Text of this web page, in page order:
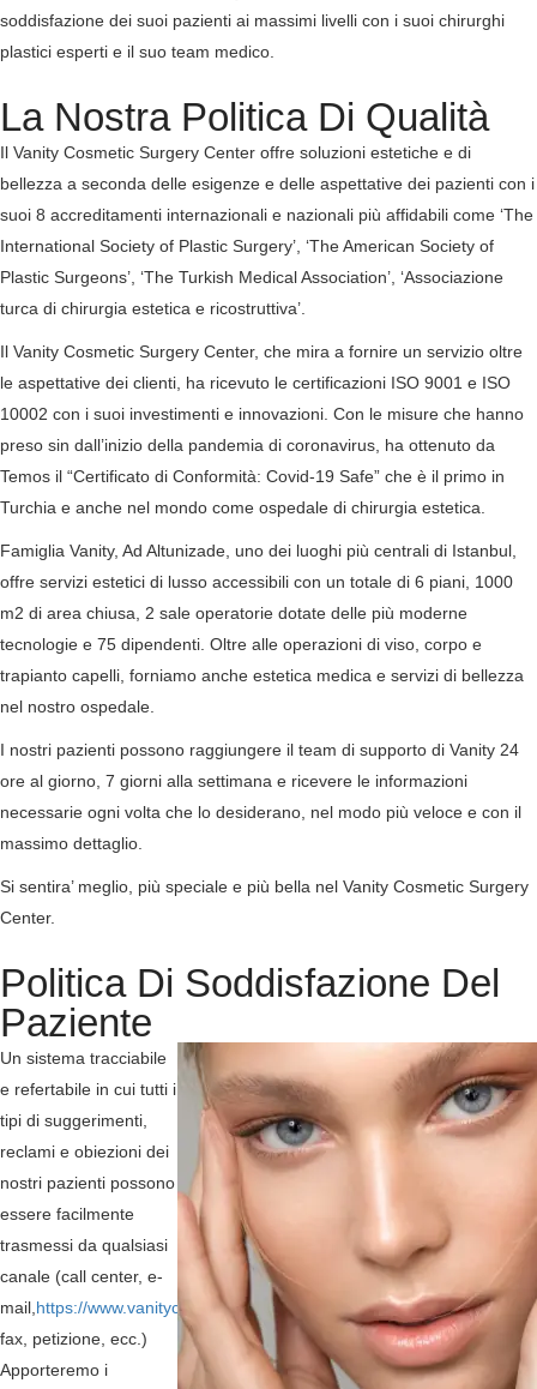
soddisfazione dei suoi pazienti ai massimi livelli con i suoi chirurghi
plastici esperti e il suo team medico.
La Nostra Politica Di Qualità
Il Vanity Cosmetic Surgery Center offre soluzioni estetiche e di
bellezza a seconda delle esigenze e delle aspettative dei pazienti con i
suoi 8 accreditamenti internazionali e nazionali più affidabili come ‘The
International Society of Plastic Surgery’, ‘The American Society of
Plastic Surgeons’, ‘The Turkish Medical Association’, ‘Associazione
turca di chirurgia estetica e ricostruttiva’.
Il Vanity Cosmetic Surgery Center, che mira a fornire un servizio oltre
le aspettative dei clienti, ha ricevuto le certificazioni ISO 9001 e ISO
10002 con i suoi investimenti e innovazioni. Con le misure che hanno
preso sin dall’inizio della pandemia di coronavirus, ha ottenuto da
Temos il “Certificato di Conformità: Covid-19 Safe” che è il primo in
Turchia e anche nel mondo come ospedale di chirurgia estetica.
Famiglia Vanity, Ad Altunizade, uno dei luoghi più centrali di Istanbul,
offre servizi estetici di lusso accessibili con un totale di 6 piani, 1000
m2 di area chiusa, 2 sale operatorie dotate delle più moderne
tecnologie e 75 dipendenti. Oltre alle operazioni di viso, corpo e
trapianto capelli, forniamo anche estetica medica e servizi di bellezza
nel nostro ospedale.
I nostri pazienti possono raggiungere il team di supporto di Vanity 24
ore al giorno, 7 giorni alla settimana e ricevere le informazioni
necessarie ogni volta che lo desiderano, nel modo più veloce e con il
massimo dettaglio.
Si sentira’ meglio, più speciale e più bella nel Vanity Cosmetic Surgery
Center.
Politica Di Soddisfazione Del
Paziente
Un sistema tracciabile
e refertabile in cui tutti i
tipi di suggerimenti,
reclami e obiezioni dei
nostri pazienti possono
essere facilmente
trasmessi da qualsiasi
canale (call center, e-
mail, https://www.vanityclinic.com/,
fax, petizione, ecc.)
Apporteremo i